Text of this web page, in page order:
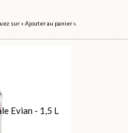
sur « Ajouter au panier ».
Evian - 1,5 L